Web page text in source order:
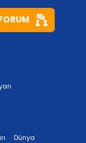
Dünya